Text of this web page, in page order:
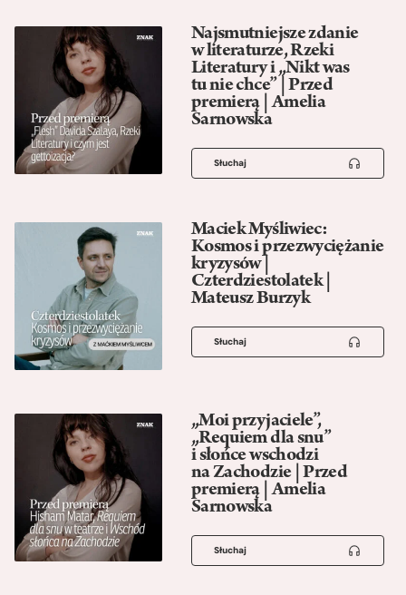
Najsmutniejsze zdanie
w literaturze, Rzeki
Literatury i „Nikt was
tu nie chce” | Przed
premierą | Amelia
Sarnowska
Słuchaj
Maciek Myśliwiec:
Kosmos i przezwyciężanie
kryzysów |
Czterdziestolatek |
Mateusz Burzyk
Słuchaj
„Moi przyjaciele”,
„Requiem dla snu”
i słońce wschodzi
na Zachodzie | Przed
premierą | Amelia
Sarnowska
Słuchaj